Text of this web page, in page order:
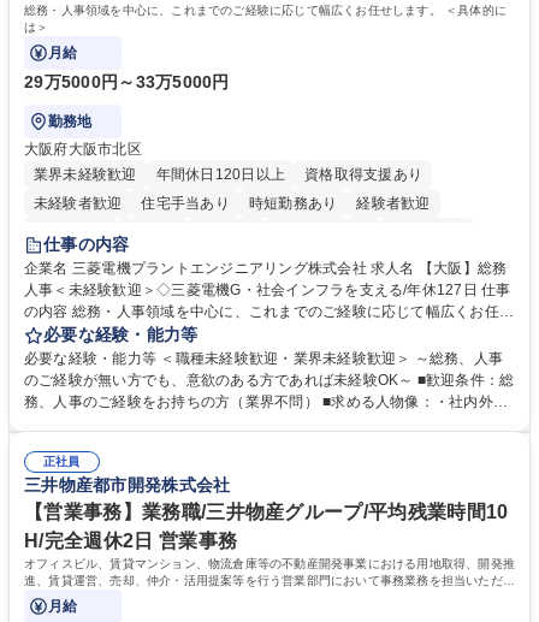
総務・人事領域を中心に、これまでのご経験に応じて幅広くお任せします。 ＜具体的に
は＞
月給
29万5000円～33万5000円
勤務地
大阪府大阪市北区
業界未経験歓迎
年間休日120日以上
資格取得支援あり
未経験者歓迎
住宅手当あり 時短勤務あり
経験者歓迎
退職金あり
駅近5分以内
土日祝休み 服装自由 寮・社宅あり 食事補助あり
仕事の内容
企業名 三菱電機プラントエンジニアリング株式会社 求人名 【大阪】総務
人事＜未経験歓迎＞◇三菱電機G・社会インフラを支える/年休127日 仕事
の内容 総務・人事領域を中心に、これまでのご経験に応じて幅広くお任せ
します。 ＜具体的には＞ ・総務/人事労務（給与・社保・勤怠管理など）
・採用・教育研修 ・福利厚生運用 など ※基本的には事務所勤務ですが、
採用や教育等の業務内容により、関西圏以外への日帰り・宿泊を伴う国内
出張もございます。 ※担当業務を持ちつつ、お互いに助け合いながら、総
必要な経験・能力等
必要な経験・能力等 ＜職種未経験歓迎・業界未経験歓迎＞ ～総務、人事
のご経験が無い方でも、意欲のある方であれば未経験OK～ ■歓迎条件：総
務、人事のご経験をお持ちの方（業界不問） ■求める人物像：・社内外の
正社員
三井物産都市開発株式会社
【営業事務】業務職/三井物産グループ/平均残業時間10
H/完全週休2日 営業事務
オフィスビル、賃貸マンション、物流倉庫等の不動産開発事業における用地取得、開発推
進、賃貸運営、売却、仲介・活用提案等を行う営業部門において事務業務を担当いただき
ます。
月給